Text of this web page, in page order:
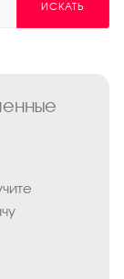
ИСКАТЬ